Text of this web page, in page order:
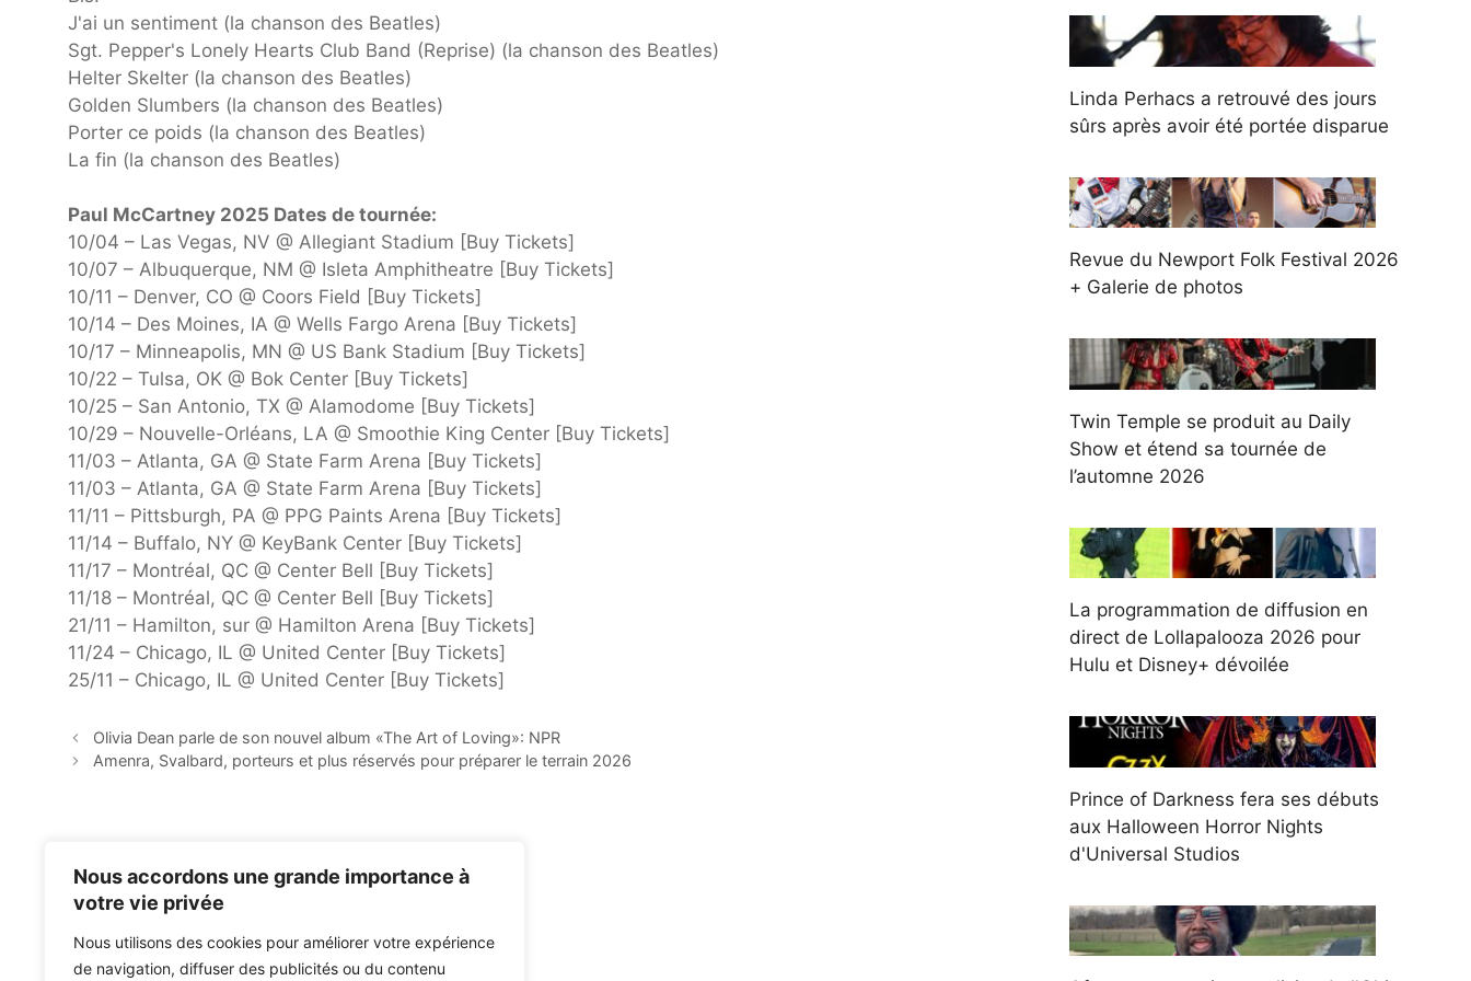
Nous accordons une grande importance à
votre vie privée
Nous utilisons des cookies pour améliorer votre expérience
de navigation, diffuser des publicités ou du contenu
J'ai un sentiment (la chanson des Beatles)
Sgt. Pepper's Lonely Hearts Club Band (Reprise) (la chanson des Beatles)
Helter Skelter (la chanson des Beatles)
Golden Slumbers (la chanson des Beatles)
Porter ce poids (la chanson des Beatles)
La fin (la chanson des Beatles)
Paul McCartney 2025 Dates de tournée:
10/04 – Las Vegas, NV @ Allegiant Stadium [Buy Tickets]
10/07 – Albuquerque, NM @ Isleta Amphitheatre [Buy Tickets]
10/11 – Denver, CO @ Coors Field [Buy Tickets]
10/14 – Des Moines, IA @ Wells Fargo Arena [Buy Tickets]
10/17 – Minneapolis, MN @ US Bank Stadium [Buy Tickets]
10/22 – Tulsa, OK @ Bok Center [Buy Tickets]
10/25 – San Antonio, TX @ Alamodome [Buy Tickets]
10/29 – Nouvelle-Orléans, LA @ Smoothie King Center [Buy Tickets]
11/03 – Atlanta, GA @ State Farm Arena [Buy Tickets]
11/03 – Atlanta, GA @ State Farm Arena [Buy Tickets]
11/11 – Pittsburgh, PA @ PPG Paints Arena [Buy Tickets]
11/14 – Buffalo, NY @ KeyBank Center [Buy Tickets]
11/17 – Montréal, QC @ Center Bell [Buy Tickets]
11/18 – Montréal, QC @ Center Bell [Buy Tickets]
21/11 – Hamilton, sur @ Hamilton Arena [Buy Tickets]
11/24 – Chicago, IL @ United Center [Buy Tickets]
25/11 – Chicago, IL @ United Center [Buy Tickets]
Olivia Dean parle de son nouvel album «The Art of Loving»: NPR
Amenra, Svalbard, porteurs et plus réservés pour préparer le terrain 2026
Linda Perhacs a retrouvé des jours
sûrs après avoir été portée disparue
Revue du Newport Folk Festival 2026
+ Galerie de photos
Twin Temple se produit au Daily
Show et étend sa tournée de
l’automne 2026
La programmation de diffusion en
direct de Lollapalooza 2026 pour
Hulu et Disney+ dévoilée
Prince of Darkness fera ses débuts
aux Halloween Horror Nights
d'Universal Studios